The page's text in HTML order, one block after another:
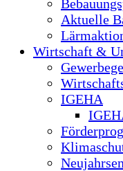
Aktuelle
Wirtschaft &
IGEHA